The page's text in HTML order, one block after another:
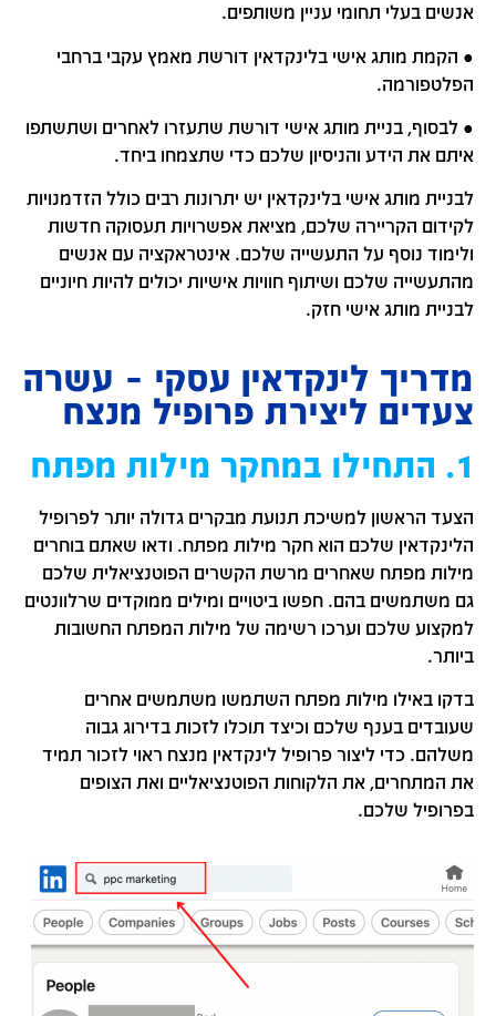
אנשים בעלי תחומי עניין משותפים.
● הקמת מותג אישי בלינקדאין דורשת מאמץ עקבי ברחבי
הפלטפורמה.
● לבסוף, בניית מותג אישי דורשת שתעזרו לאחרים ושתשתפו
איתם את הידע והניסיון שלכם כדי שתצמחו ביחד.
לבניית מותג אישי בלינקדאין יש יתרונות רבים כולל הזדמנויות
לקידום הקריירה שלכם, מציאת אפשרויות תעסוקה חדשות
ולימוד נוסף על התעשייה שלכם. אינטראקציה עם אנשים
מהתעשייה שלכם ושיתוף חוויות אישיות יכולים להיות חיוניים
לבניית מותג אישי חזק.
מדריך לינקדאין עסקי – עשרה
צעדים ליצירת פרופיל מנצח
1. התחילו במחקר מילות מפתח
הצעד הראשון למשיכת תנועת מבקרים גדולה יותר לפרופיל
הלינקדאין שלכם הוא חקר מילות מפתח. ודאו שאתם בוחרים
מילות מפתח שאחרים מרשת הקשרים הפוטנציאלית שלכם
גם משתמשים בהם. חפשו ביטויים ומילים ממוקדים שרלוונטים
למקצוע שלכם וערכו רשימה של מילות המפתח החשובות
ביותר.
בדקו באילו מילות מפתח השתמשו משתמשים אחרים
שעובדים בענף שלכם וכיצד תוכלו לזכות בדירוג גבוה
משלהם. כדי ליצור פרופיל לינקדאין מנצח ראוי לזכור תמיד
את המתחרים, את הלקוחות הפוטנציאליים ואת הצופים
בפרופיל שלכם.